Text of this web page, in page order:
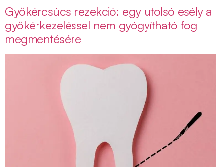
Gyökércsúcs rezekció: egy utolsó esély a
gyökérkezeléssel nem gyógyítható fog
megmentésére